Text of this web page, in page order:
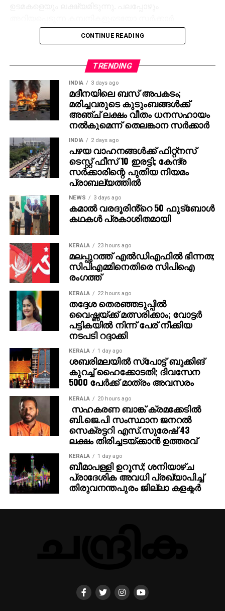
ഏജന്‍സികളുടെയോ പേരില്‍ വ്യാജ ജോലി
ലിസ്റ്റിംഗുകള്‍ സൃഷ്ടിക്കപ്പെടുന്നു. ഇരകളോട്
പ്രോസസ്സിംഗ് ഫീസ് എന്ന പേരില്‍ പണം അടയ്ക്കാനും
ആവശ്യപ്പെടുന്നതാണ് സാധാരണ രീതി. ചിലര്‍
മാല്‍വെയര്‍ ഇന്‍സ്റ്റാള്‍ ചെയ്യാനോ ഡാറ്റ
മോഷ്ടിക്കാനോ ലക്ഷ്യമിട്ടുള്ള വ്യാജ അഭിമുഖ
സോഫ്റ്റ്‌വെയറുകളും അയക്കുന്നു. ഇത്തരം തട്ടിപ്പുകള്‍
വ്യക്തികള്‍ക്കും സ്ഥാപനങ്ങള്‍ക്കും ഗുരുതരമായ
ഭീഷണിയാണെന്ന് ഗൂഗിള്‍ മുന്നറിയിപ്പ് നല്‍കി.
നിയമാനുസൃത തൊഴിലുടമകള്‍ ഒരിക്കലും സാമ്പത്തിക
വിവരങ്ങളോ പേയ്‌മെന്റെ് ആവശ്യങ്ങളോ
ഉന്നയിക്കില്ലെന്നും ഉപയോക്താക്കള്‍ ഓണ്‍ലൈനില്‍
കൂടുതല്‍ ജാഗ്രത പാലിക്കണമെന്നും ഗൂഗിള്‍
വ്യക്തമാക്കി.
CONTINUE READING
TRENDING
INDIA 3 days ago
മദീനയിലെ ബസ് അപകടം;
മരിച്ചവരുടെ കുടുംബങ്ങള്‍ക്ക്
അഞ്ച് ലക്ഷം വീതം ധനസഹായം
നല്‍കുമെന്ന് തെലങ്കാന സര്‍ക്കാര്‍
INDIA 2 days ago
പഴയ വാഹനങ്ങള്‍ക്ക് ഫിറ്റ്‌നസ്
ടെസ്റ്റ് ഫീസ് 10 ഇരട്ടി; കേന്ദ്ര
സര്‍ക്കാരിന്റെ പുതിയ നിയമം
പ്രാബല്യത്തില്‍
NEWS 3 days ago
കമാൽ വരദൂരിൻ്റെ 50 ഫുട്ബോൾ
കഥകൾ പ്രകാശിതമായി
KERALA 23 hours ago
മലപ്പുറത്ത് എല്‍ഡിഎഫില്‍ ഭിന്നത;
സിപിഎമ്മിനെതിരെ സിപിഐ
രംഗത്ത്
KERALA 22 hours ago
തദ്ദേശ തെരഞ്ഞടുപ്പില്‍
വൈഷ്ണയ്ക്ക് മത്സരിക്കാം; വോട്ടര്‍
പട്ടികയില്‍ നിന്ന് പേര് നീക്കിയ
നടപടി റദ്ദാക്കി
KERALA 1 day ago
ശബരിമലയില്‍ സ്‌പോട്ട് ബുക്കിങ്
കുറച്ച് ഹൈക്കോടതി; ദിവസേന
5000 പേര്‍ക്ക് മാത്രം അവസരം
KERALA 20 hours ago
സഹകരണ ബാങ്ക് ക്രമക്കേടില്‍
ബി.ജെ.പി സംസ്ഥാന ജനറല്‍
സെക്രട്ടറി എസ്.സുരേഷ് 43
ലക്ഷം തിരിച്ചടയ്ക്കാന്‍ ഉത്തരവ്
KERALA 1 day ago
ബീമാപള്ളി ഉറൂസ്; ശനിയാഴ്ച
പ്രാദേശിക അവധി പ്രഖ്യാപിച്ച്
തിരുവനന്തപുരം ജില്ലാ കളക്ടര്‍